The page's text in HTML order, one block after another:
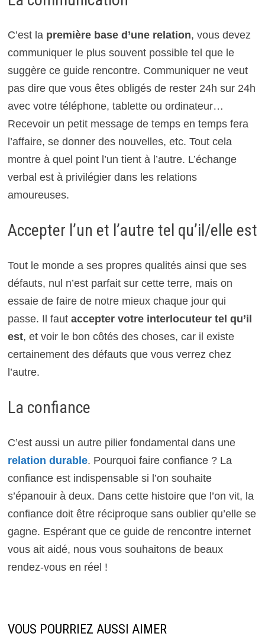
C’est la première base d’une relation, vous devez
communiquer le plus souvent possible tel que le
suggère ce guide rencontre. Communiquer ne veut
pas dire que vous êtes obligés de rester 24h sur 24h
avec votre téléphone, tablette ou ordinateur…
Recevoir un petit message de temps en temps fera
l’affaire, se donner des nouvelles, etc. Tout cela
montre à quel point l’un tient à l’autre. L’échange
verbal est à privilégier dans les relations
amoureuses.
Accepter l’un et l’autre tel qu’il/elle est
Tout le monde a ses propres qualités ainsi que ses
défauts, nul n’est parfait sur cette terre, mais on
essaie de faire de notre mieux chaque jour qui
passe. Il faut accepter votre interlocuteur tel qu’il
est, et voir le bon côtés des choses, car il existe
certainement des défauts que vous verrez chez
l’autre.
La confiance
C’est aussi un autre pilier fondamental dans une
relation durable. Pourquoi faire confiance ? La
confiance est indispensable si l’on souhaite
s’épanouir à deux. Dans cette histoire que l’on vit, la
confiance doit être réciproque sans oublier qu’elle se
gagne. Espérant que ce guide de rencontre internet
vous ait aidé, nous vous souhaitons de beaux
rendez-vous en réel !
VOUS POURRIEZ AUSSI AIMER